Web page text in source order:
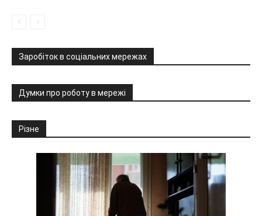
Заробіток в соціальних мережах
Думки про роботу в мережі
Різне